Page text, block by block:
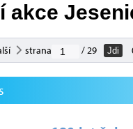
akce
strana / 29 Jdi